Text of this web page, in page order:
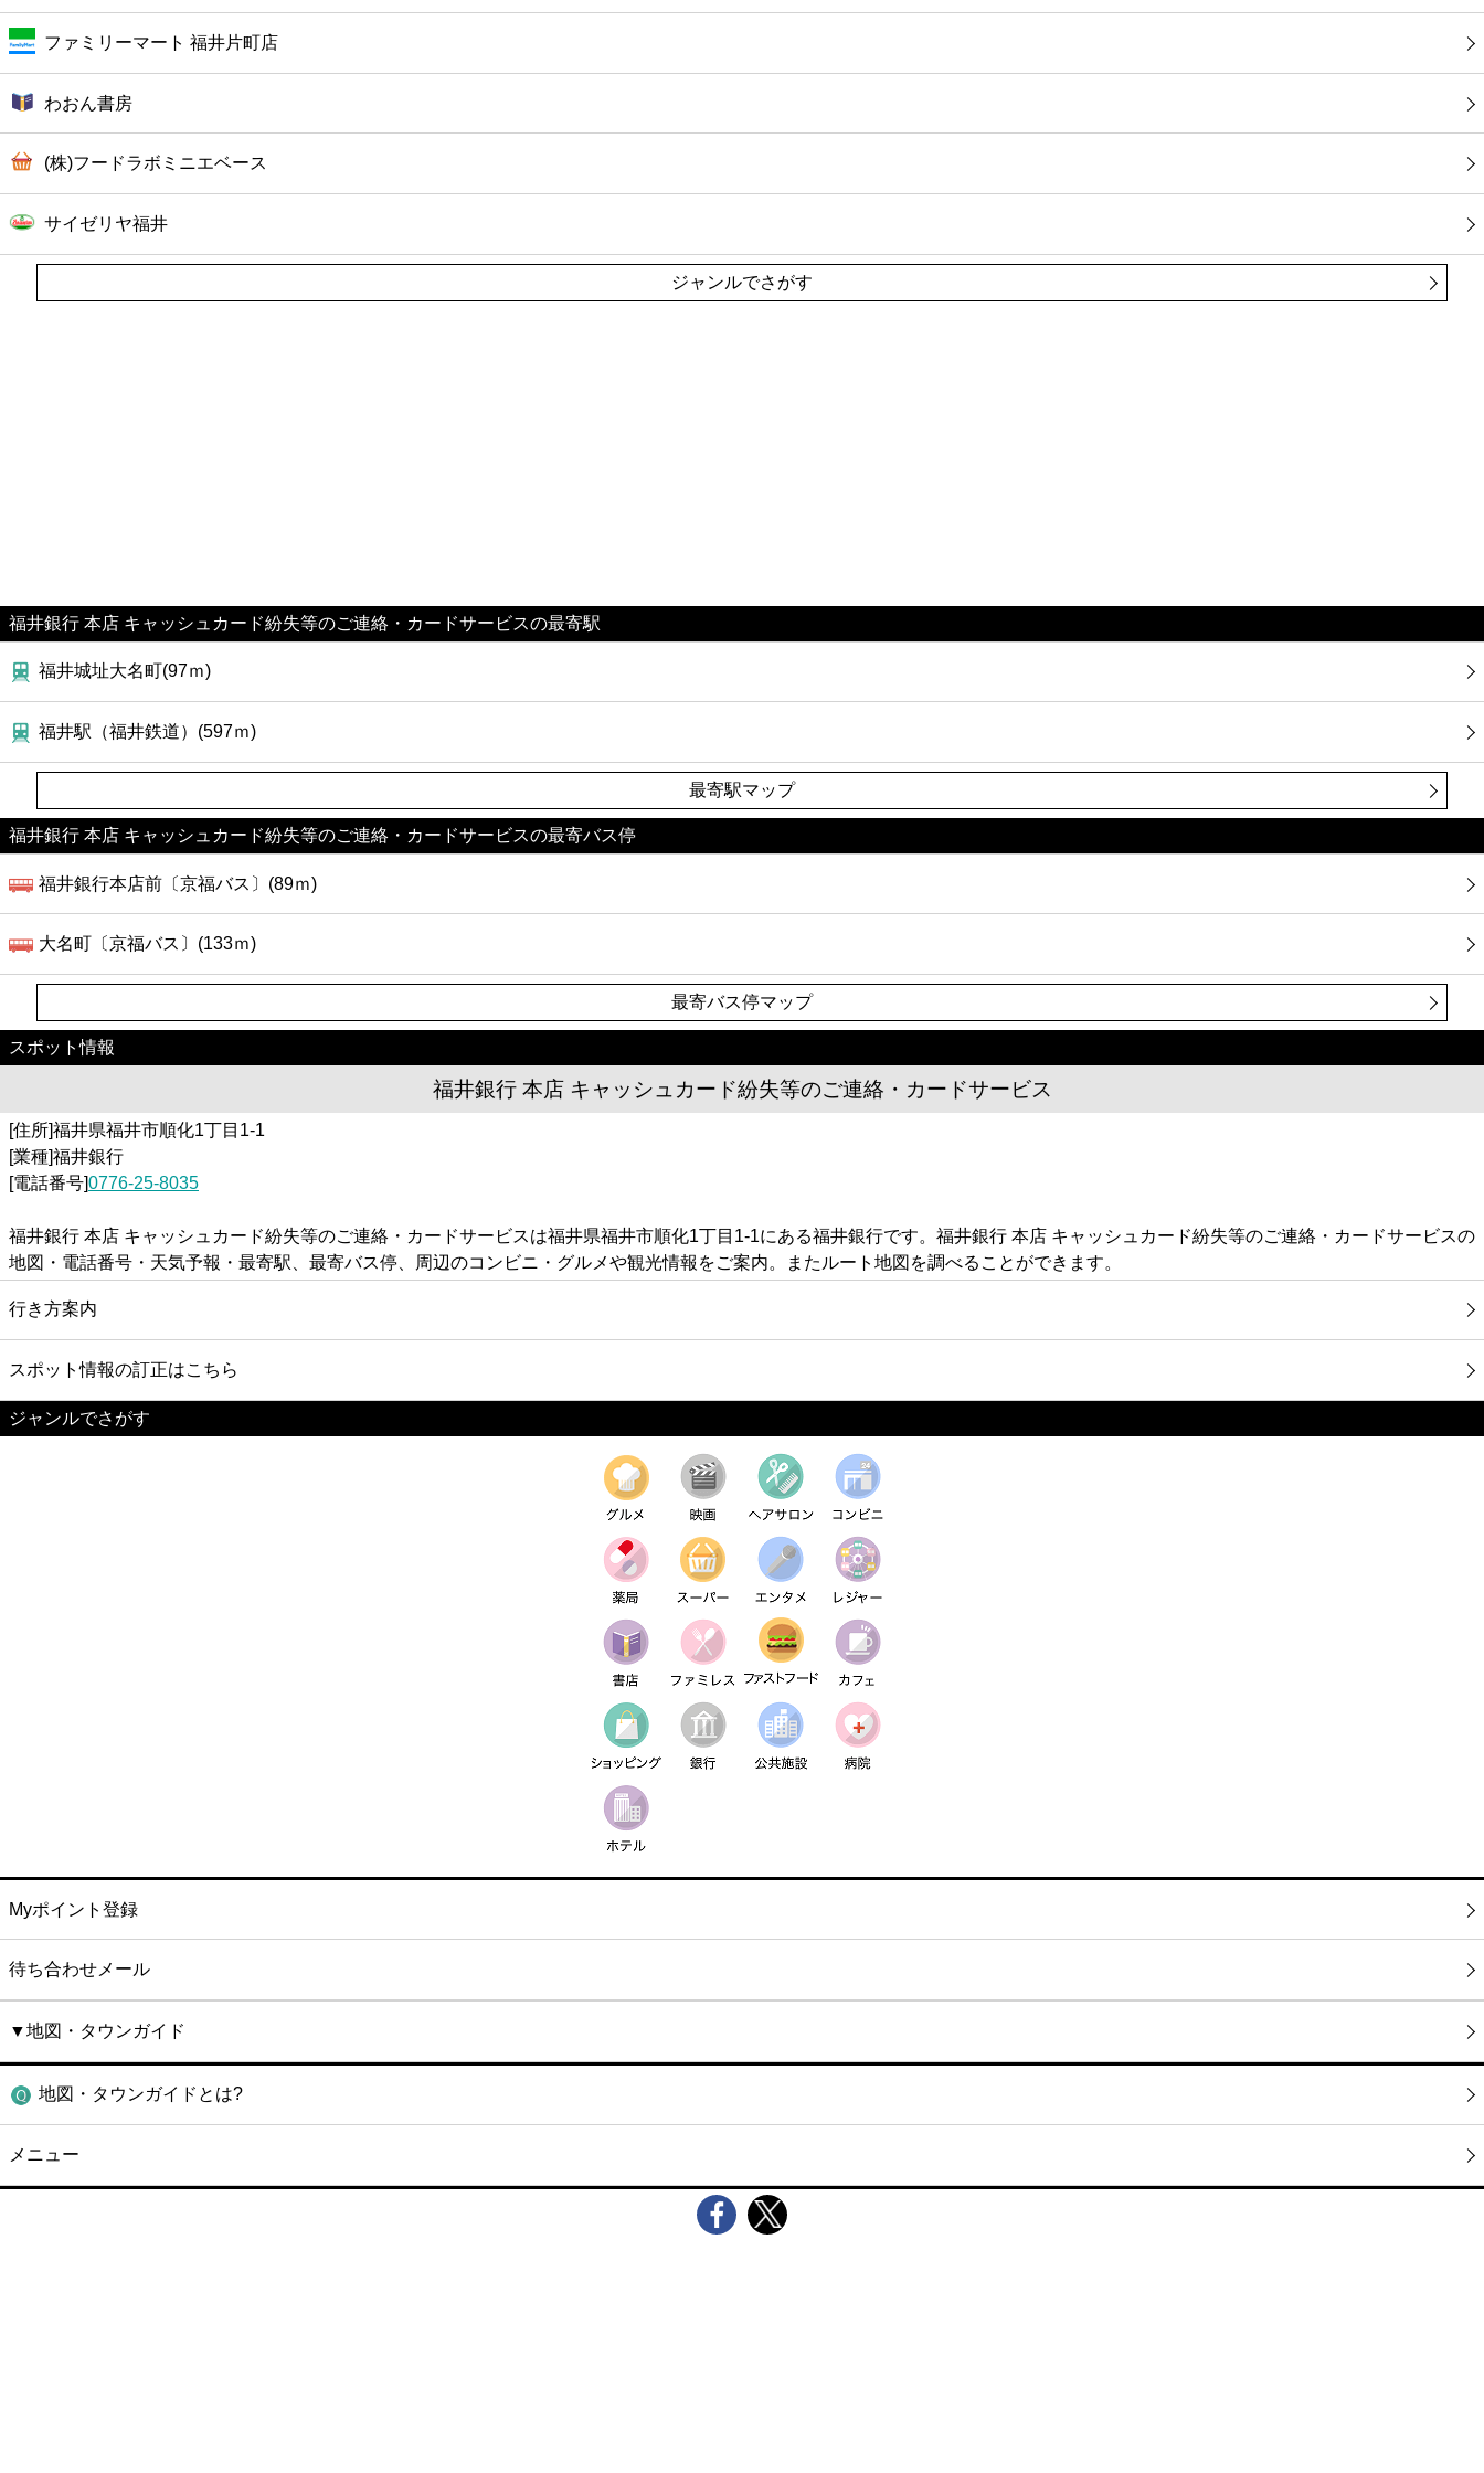
ファミリーマート 福井片町店
わおん書房
(株)フードラボミニエベース
サイゼリヤ福井
ジャンルでさがす
福井銀行 本店 キャッシュカード紛失等のご連絡・カードサービスの最寄駅
福井城址大名町(97ｍ)
福井駅（福井鉄道）(597ｍ)
最寄駅マップ
福井銀行 本店 キャッシュカード紛失等のご連絡・カードサービスの最寄バス停
福井銀行本店前〔京福バス〕(89ｍ)
大名町〔京福バス〕(133ｍ)
最寄バス停マップ
スポット情報
福井銀行 本店 キャッシュカード紛失等のご連絡・カードサービス
[住所]福井県福井市順化1丁目1-1
[業種]福井銀行
[電話番号]0776-25-8035
福井銀行 本店 キャッシュカード紛失等のご連絡・カードサービスは福井県福井市順化1丁目1-1にある福井銀行です。福井銀行 本店 キャッシュカード紛失等のご連絡・カードサービスの
地図・電話番号・天気予報・最寄駅、最寄バス停、周辺のコンビニ・グルメや観光情報をご案内。またルート地図を調べることができます。
行き方案内
スポット情報の訂正はこちら
ジャンルでさがす
Myポイント登録
待ち合わせメール
▼地図・タウンガイド
地図・タウンガイドとは?
メニュー